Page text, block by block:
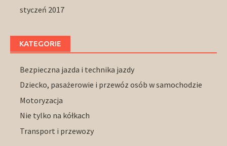
styczeń 2017
KATEGORIE
Bezpieczna jazda i technika jazdy
Dziecko, pasażerowie i przewóz osób w samochodzie
Motoryzacja
Nie tylko na kółkach
Transport i przewozy